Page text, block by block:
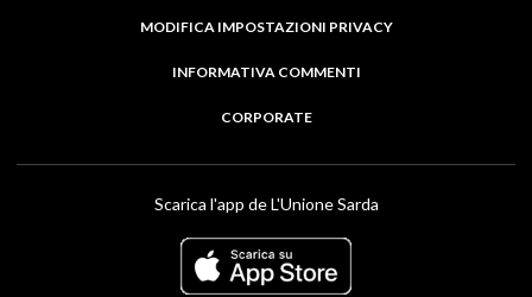
MODIFICA IMPOSTAZIONI PRIVACY
INFORMATIVA COMMENTI
CORPORATE
Scarica l'app de L'Unione Sarda